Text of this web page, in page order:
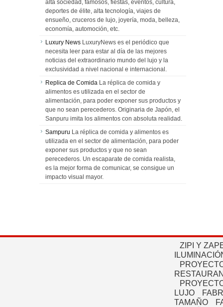
alta sociedad, famosos, fiestas, eventos, cultura,
deportes de élite, alta tecnología, viajes de
ensueño, cruceros de lujo, joyería, moda, belleza,
economía, automoción, etc.
Luxury News LuxuryNews es el periódico que
necesita leer para estar al día de las mejores
noticias del extraordinario mundo del lujo y la
exclusividad a nivel nacional e internacional.
Replica de Comida La réplica de comida y
alimentos es utilizada en el sector de
alimentación, para poder exponer sus productos y
que no sean perecederos. Originaria de Japón, el
Sanpuru imita los alimentos con absoluta realidad.
Sampuru La réplica de comida y alimentos es
utilizada en el sector de alimentación, para poder
exponer sus productos y que no sean
perecederos. Un escaparate de comida realista,
es la mejor forma de comunicar, se consigue un
impacto visual mayor.
ZIPI Y
LUJO
TAMAÑO